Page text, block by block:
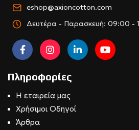
eshop@axioncotton.com
Δευτέρα - Παρασκευή: 09:00 -
Πληροφορίες
Η εταιρεία μας
Χρήσιμοι Οδηγοί
Άρθρα